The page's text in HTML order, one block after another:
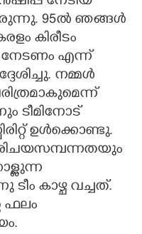
95ൽ ഞങ്ങൾ
കിരീടം
നേടണം എന്ന്
നമ്മൾ
ടീമിനോട്
ഉൾക്കൊണ്ടു.
കാഴ്ച വച്ചത്.
ഫലം